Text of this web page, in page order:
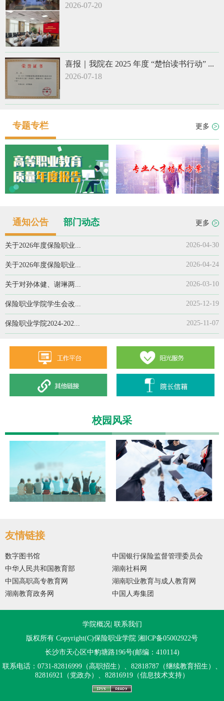
2026-07-20
喜报｜我院在 2025 年度 “楚怡读书行动” ...
2026-07-18
专题专栏 更多 >
通知公告 部门动态 更多 >
关于2026年度保险职业... 2026-04-30
关于2026年度保险职业... 2026-04-24
关于对孙体健、谢琳两... 2026-03-10
保险职业学院学生会改... 2025-12-19
保险职业学院2024-202... 2025-11-07
校园风采
友情链接
数字图书馆
中国银行保险监督管理委员会
中华人民共和国教育部
湖南社科网
中国高职高专教育网
湖南职业教育与成人教育网
湖南教育政务网
中国人寿集团
学院概况| 联系我们
版权所有 Copyright(C)保险职业学院 湘ICP备05002922号
长沙市天心区中豹塘路196号(邮编：410114)
联系电话：0731-82816999（高职招生）、82818787（继续教育招生）、
82816921（党政办）、82816919（信息技术支持）